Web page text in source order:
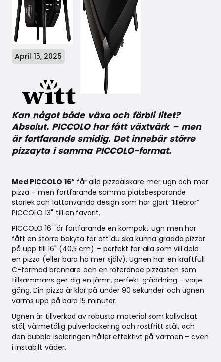
April 15, 2025
Kan något både växa och förbli litet?
Absolut. PICCOLO har fått växtvärk – men
är fortfarande smidig. Det innebär större
pizzayta i samma PICCOLO-format.
Med PICCOLO 16” får alla pizzaälskare mer ugn och mer
pizza – men fortfarande samma platsbesparande
storlek och lättanvända design som har gjort ”lillebror”
PICCOLO 13" till en favorit.
PICCOLO 16" är fortfarande en kompakt ugn men har
fått en större bakyta för att du ska kunna grädda pizzor
på upp till 16" (40,5 cm) – perfekt för alla som vill dela
en pizza (eller bara ha mer själv). Ugnen har en kraftfull
C-formad brännare och en roterande pizzasten som
tillsammans ger dig en jämn, perfekt gräddning – varje
gång. Din pizza är klar på under 90 sekunder och ugnen
värms upp på bara 15 minuter.
Ugnen är tillverkad av robusta material som kallvalsat
stål, värmetålig pulverlackering och rostfritt stål, och
den dubbla isoleringen håller effektivt på värmen – även
i instabilt väder.